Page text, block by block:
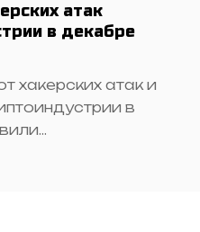
атак
в декабре
хакерских атак и
в